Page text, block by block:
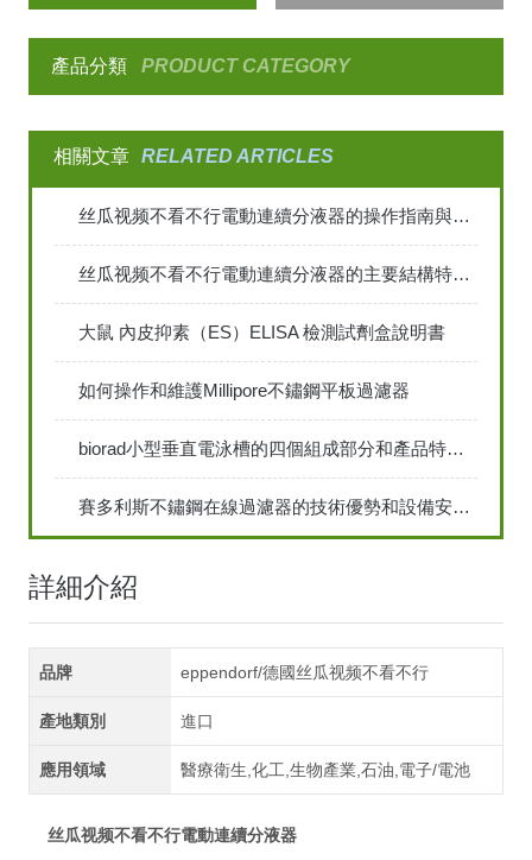
產品分類 PRODUCT CATEGORY
相關文章 RELATED ARTICLES
丝瓜视频不看不行電動連續分液器的操作指南與優勢概述
丝瓜视频不看不行電動連續分液器的主要結構特點和應用
大鼠 內皮抑素（ES）ELISA 檢測試劑盒說明書
如何操作和維護Millipore不鏽鋼平板過濾器
biorad小型垂直電泳槽的四個組成部分和產品特點說明
賽多利斯不鏽鋼在線過濾器的技術優勢和設備安裝方法
詳細介紹
品牌 eppendorf/德國丝瓜视频不看不行
產地類別 進口
應用領域 醫療衛生,化工,生物產業,石油,電子/電池
丝瓜视频不看不行電動連續分液器